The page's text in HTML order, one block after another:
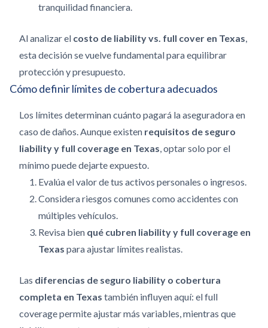
tranquilidad financiera.
Al analizar el costo de liability vs. full cover en Texas,
esta decisión se vuelve fundamental para equilibrar
protección y presupuesto.
Cómo definir límites de cobertura adecuados
Los límites determinan cuánto pagará la aseguradora en
caso de daños. Aunque existen requisitos de seguro
liability y full coverage en Texas, optar solo por el
mínimo puede dejarte expuesto.
Evalúa el valor de tus activos personales o ingresos.
Considera riesgos comunes como accidentes con
múltiples vehículos.
Revisa bien qué cubren liability y full coverage en
Texas para ajustar límites realistas.
Las diferencias de seguro liability o cobertura
completa en Texas también influyen aquí: el full
coverage permite ajustar más variables, mientras que